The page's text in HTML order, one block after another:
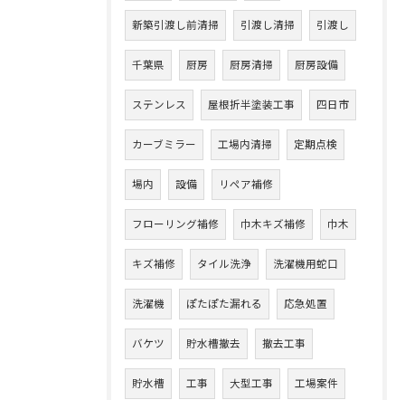
新築引渡し前清掃 引渡し清掃 引渡し
千葉県 厨房 厨房清掃 厨房設備
ステンレス 屋根折半塗装工事 四日市
カーブミラー 工場内清掃 定期点検
場内 設備 リペア補修
フローリング補修 巾木キズ補修 巾木
キズ補修 タイル洗浄 洗濯機用蛇口
洗濯機 ぽたぽた漏れる 応急処置
バケツ 貯水槽撤去 撤去工事
貯水槽 工事 大型工事 工場案件